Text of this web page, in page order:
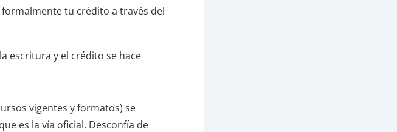
tu crédito a través del
escritura y el crédito se hace
vigentes y formatos) se
es la vía oficial. Desconfía de